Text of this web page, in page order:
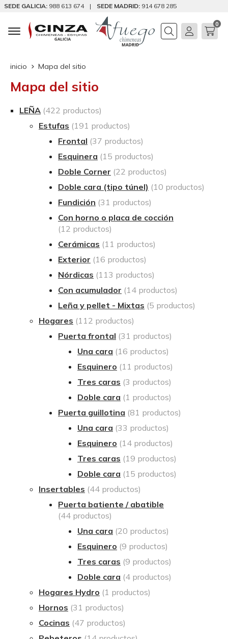
SEDE GALICIA: 988 613 674 | SEDE MADRID: 914 678 285
Buscar
0
inicio Mapa del sitio
Mapa del sitio
LEÑA (422 productos)
Estufas (191 productos)
Frontal (37 productos)
Esquinera (15 productos)
Doble Corner (22 productos)
Doble cara (tipo túnel) (10 productos)
Fundición (31 productos)
Con horno o placa de cocción
(12 productos)
Cerámicas (11 productos)
Exterior (16 productos)
Nórdicas (113 productos)
Con acumulador (14 productos)
Leña y pellet - Mixtas (5 productos)
Hogares (112 productos)
Puerta frontal (31 productos)
Una cara (16 productos)
Esquinero (11 productos)
Tres caras (3 productos)
Doble cara (1 productos)
Puerta guillotina (81 productos)
Una cara (33 productos)
Esquinero (14 productos)
Tres caras (19 productos)
Doble cara (15 productos)
Insertables (44 productos)
Puerta batiente / abatible
(44 productos)
Una cara (20 productos)
Esquinero (9 productos)
Tres caras (9 productos)
Doble cara (4 productos)
Hogares Hydro (1 productos)
Hornos (31 productos)
Cocinas (47 productos)